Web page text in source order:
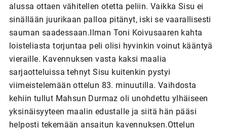
alussa ottaen vähitellen otetta peliin. Vaikka Sisu ei
sinällään juurikaan palloa pitänyt, iski se vaarallisesti
sauman saadessaan.Ilman Toni Koivusaaren kahta
loisteliasta torjuntaa peli olisi hyvinkin voinut kääntyä
vieraille. Kavennuksen vasta kaksi maalia
sarjaotteluissa tehnyt Sisu kuitenkin pystyi
viimeistelemään ottelun 83. minuutilla. Vaihdosta
kehiin tullut Mahsun Durmaz oli unohdettu ylhäiseen
yksinäisyyteen maalin edustalle ja siitä hän pääsi
helposti tekemään ansaitun kavennuksen.Ottelun